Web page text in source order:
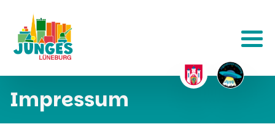
Impressum